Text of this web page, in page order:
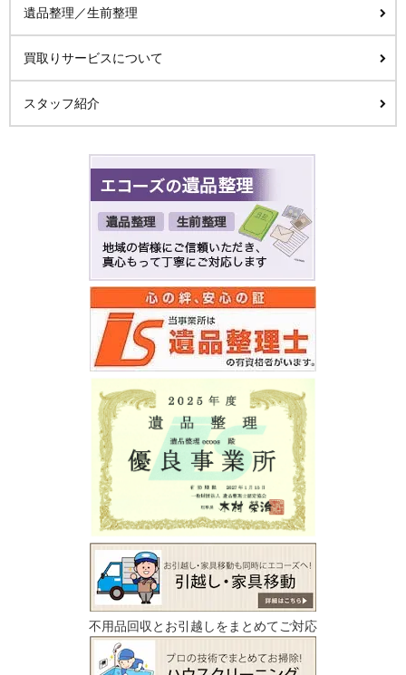
遺品整理／生前整理
買取りサービスについて
スタッフ紹介
不用品回収とお引越しをまとめてご対応